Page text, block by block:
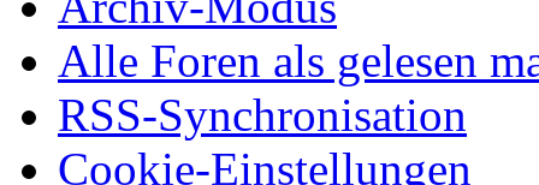
Alle Foren als gelesen
RSS-Synchronisation
Cookie-Einstellungen